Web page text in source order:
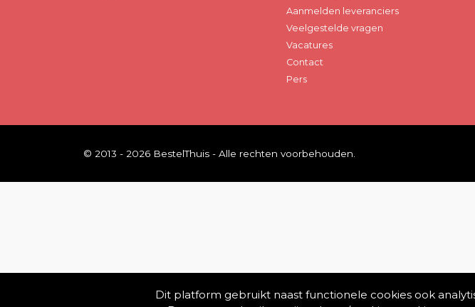
Aanmelden leveranciers
Veelgestelde vragen
Vacatures
Contact
Pers
© 2013 - 2026 BestelThuis - Alle rechten voorbehouden.
Dit platform gebruikt naast functionele cookies ook